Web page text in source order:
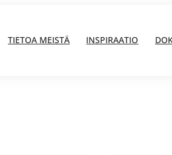
TIETOA MEISTÄ INSPIRAATIO